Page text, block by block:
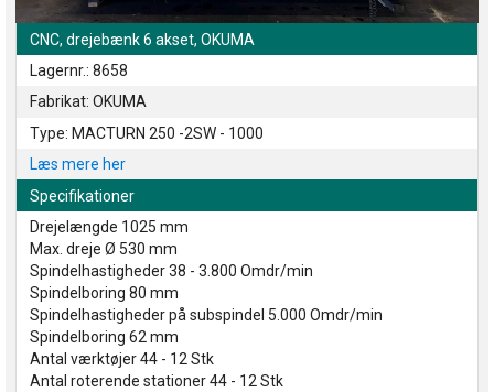
CNC, drejebænk 6 akset, OKUMA
Lagernr.: 8658
Fabrikat: OKUMA
Type: MACTURN 250 -2SW - 1000
Læs mere her
Specifikationer
Drejelængde 1025 mm
Max. dreje Ø 530 mm
Spindelhastigheder 38 - 3.800 Omdr/min
Spindelboring 80 mm
Spindelhastigheder på subspindel 5.000 Omdr/min
Spindelboring 62 mm
Antal værktøjer 44 - 12 Stk
Antal roterende stationer 44 - 12 Stk